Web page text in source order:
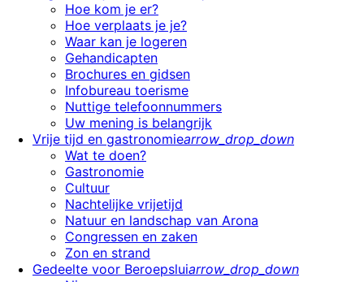
Hoe kom je er?
Hoe verplaats je je?
Waar kan je logeren
Gehandicapten
Brochures en gidsen
Infobureau toerisme
Nuttige telefoonnummers
Uw mening is belangrijk
Vrije tijd en gastronomiearrow_drop_down
Wat te doen?
Gastronomie
Cultuur
Nachtelijke vrijetijd
Natuur en landschap van Arona
Congressen en zaken
Zon en strand
Gedeelte voor Beroepsluiarrow_drop_down